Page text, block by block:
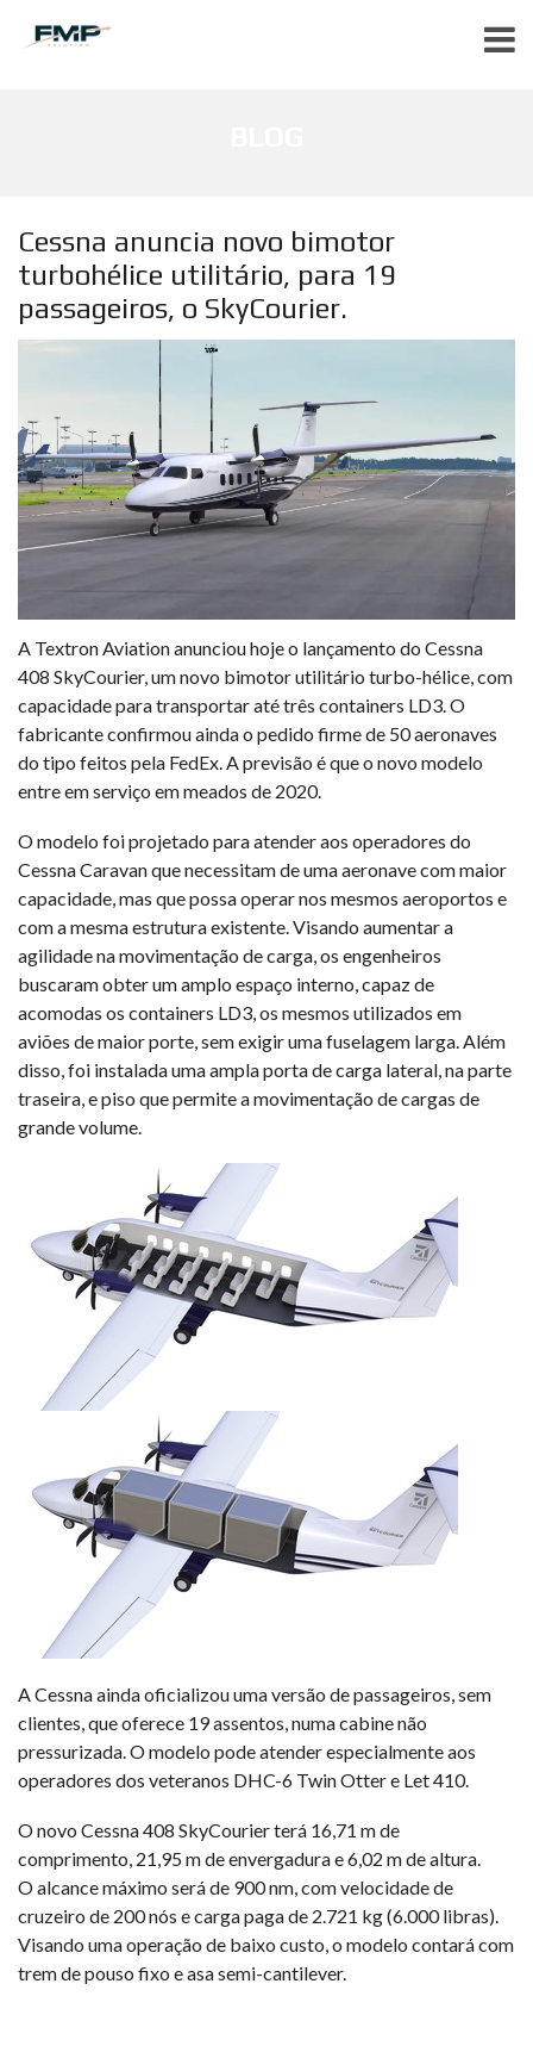
Cessna anuncia novo bimotor
turbohélice utilitário, para 19
passageiros, o SkyCourier.
A Textron Aviation anunciou hoje o lançamento do Cessna
408 SkyCourier, um novo bimotor utilitário turbo-hélice, com
capacidade para transportar até três containers LD3. O
fabricante confirmou ainda o pedido firme de 50 aeronaves
do tipo feitos pela FedEx. A previsão é que o novo modelo
entre em serviço em meados de 2020.
O modelo foi projetado para atender aos operadores do
Cessna Caravan que necessitam de uma aeronave com maior
capacidade, mas que possa operar nos mesmos aeroportos e
com a mesma estrutura existente. Visando aumentar a
agilidade na movimentação de carga, os engenheiros
buscaram obter um amplo espaço interno, capaz de
acomodas os containers LD3, os mesmos utilizados em
aviões de maior porte, sem exigir uma fuselagem larga. Além
disso, foi instalada uma ampla porta de carga lateral, na parte
traseira, e piso que permite a movimentação de cargas de
grande volume.
A Cessna ainda oficializou uma versão de passageiros, sem
clientes, que oferece 19 assentos, numa cabine não
pressurizada. O modelo pode atender especialmente aos
operadores dos veteranos DHC-6 Twin Otter e Let 410.
O novo Cessna 408 SkyCourier terá 16,71 m de
comprimento, 21,95 m de envergadura e 6,02 m de altura.
O alcance máximo será de 900 nm, com velocidade de
cruzeiro de 200 nós e carga paga de 2.721 kg (6.000 libras).
Visando uma operação de baixo custo, o modelo contará com
trem de pouso fixo e asa semi-cantilever.